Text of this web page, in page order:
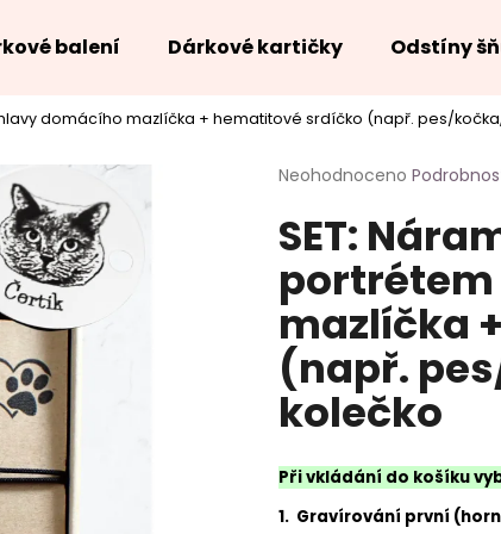
balení Dárkové kartičky Odstíny
domácího mazlíčka + hematitové srdíčko (např. pes/
Průměrné
produktu
je
5
hvězdiček.
Neohodnoceno
SET:
mazlíčka
(např.
kolečko
Při vkládání do košíku
1. Gravírování první
Co potřebujete najít?
HLEDAT